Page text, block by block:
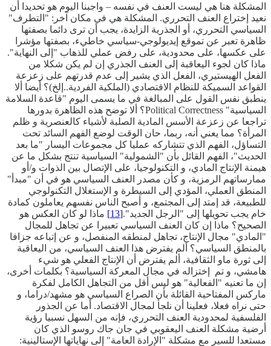
المشكلة هنا هي ليست العنف في نفسه – واجبنا اليوم هو تحديدا أن
نعيد إختراع العنف التحرري. المشكلة هي في مكان آخر: "التطرف"
السياسي التحرري، أو الجذرية الزايدة، يجب أن ترى دائما بصفتها
ظاهرة تعبر عن تموقع إيديولوجي-سياسي خاطيء، بصفتها مؤشرا
على عكسها، على محدودية، على رفض عملي للذهاب "إلى النهاية".
ماذا كان لجوء اليعاقبة إلى العنف الجذري إن لم يكن شكلا من
الفعل الهيستيري، الفعل الذي يشير إلى عدم قدرتهم على زعزعة
القواعد السميكة للنظام الاقتصادي (الملكية الفردية..إلخ)؟ أيضا ألا
ينطبق نفس القول على المبالغة في ما يسمى اليوم "قاعدة السلامة
السياسية" Political Correctness؟ ألا توضح هذه الظاهرة بدورها
تراجعا عن زعزعة الأسس المادية الصلبة لأشياء كالعنصرية و ظلم
المرأة؟ مما يعني أنه، ربما، حان الوقت لوضع الفهم السائد تحت
التساؤل، الفهم الذي تتشاركه عمليا كل مجموعات اليسار "ما بعد
الحديث"، الفهم القائل بأن "الشمولية" السياسية تنتج بشكل ما عن
هيمنة الإنتاج المادي، و التكنولوجيا، على الإتصال بين الذوات و/أو
ممارساتهم الرمزية، و كأن مصدر العنف السياسي هو في أن "مبدأ"
المنطق العملي، المؤدي إلى السيطرة و الإستغلال التكنولوجي
للطبيعة، قد إمتد إلى المجتمع، و أصبح الناس نفسهم يعاملون كمادة
خام يجب تحويلها إلى "الرجل الجديد".[13]
ماذا لو كان العكس هو
الصحيح؟ ماذا إن كان العنف السياسي تعبيرا عن تجاهل للمجال
"المادي" مجال الإنتاج، تجاهل لمنطقه المنفصل، و عن إتباعه جزافا
بالمنطق السياسي؟ ألم يفترض هذا العنف السياسي، من اليعاقبة
إلى ثورة ماو الثقافية، ألم يفترض أن الإنتاج الفعلي هو شيء
هامشي، و تم إختزاله في مجال المعركة السياسية؟ بكلمات أخرى،
إن ما تعنيه "الفعالية" هو ليس أقل من التجاهل الكامل لفكرة
ماركس المفتاحية القائلة بأن الصراع السياسي هو مشهد/دراما، و
حتى نراه فعلا، فعلينا أن نلجأ لمجال الاقتصاد. أما عن الجذور
الفلسفية لمحدودية العنف التحرري، فإنه من السهل نسبيا رؤية
أرضية مشكلة العنف اليعقوبي في جان جاك روسو الذي كان
مستعدا للسير مع مشكلة "الإرادة العامة" إلى نهاياتها الإستالينية: